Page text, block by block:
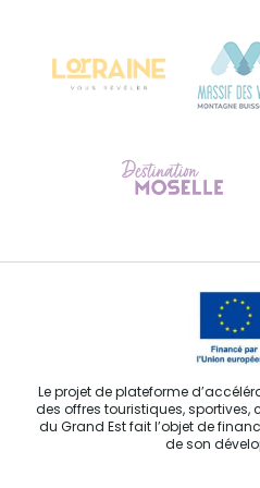
Le projet de plateforme
des offres touristiques, sportives,
du Grand Est fait l’objet de
de son